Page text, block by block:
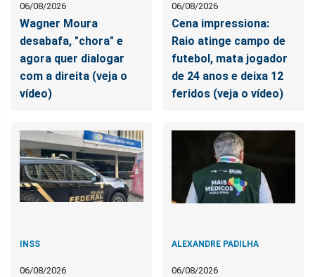
06/08/2026
Wagner Moura
desabafa, "chora" e
agora quer dialogar
com a direita (veja o
vídeo)
06/08/2026
Cena impressiona:
Raio atinge campo de
futebol, mata jogador
de 24 anos e deixa 12
feridos (veja o vídeo)
INSS
06/08/2026
ALEXANDRE PADILHA
06/08/2026